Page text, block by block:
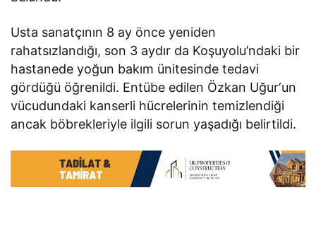
Usta sanatçının 8 ay önce yeniden
rahatsızlandığı, son 3 aydır da Koşuyolu’ndaki bir
hastanede yoğun bakım ünitesinde tedavi
gördüğü öğrenildi. Entübe edilen Özkan Uğur‘un
vücudundaki kanserli hücrelerinin temizlendiği
ancak böbrekleriyle ilgili sorun yaşadığı belirtildi.